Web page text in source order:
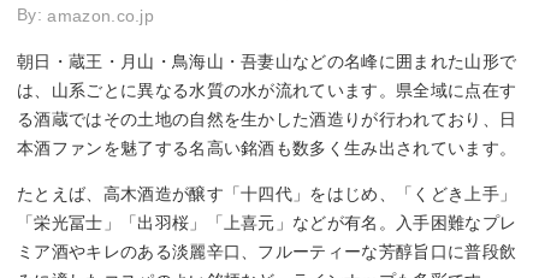
By:amazon.co.jp
朝日・蔵王・月山・鳥海山・吾妻山などの名峰に囲まれた山形で
は、山系ごとに異なる水質の水が流れています。県全域に点在す
る酒蔵ではその土地の自然を生かした酒造りが行われており、日
本酒ファンを魅了する名高い銘酒も数多く生み出されています。
たとえば、高木酒造が醸す「十四代」をはじめ、「くどき上手」
「栄光冨士」「出羽桜」「上喜元」などが有名。入手困難なプレ
ミア酒やキレのある淡麗辛口、フルーティーな芳醇旨口に普段飲